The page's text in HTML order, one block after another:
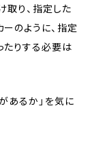
取り、指定した
のように、指定
たりする必要は
あるか」を気に